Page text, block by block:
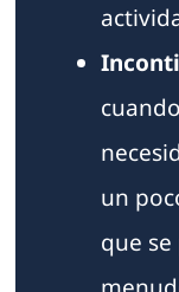
un
que